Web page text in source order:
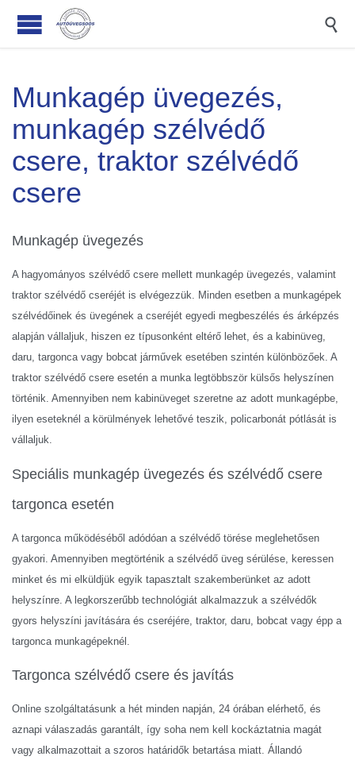

Munkagép üvegezés,
munkagép szélvédő
csere, traktor szélvédő
csere
Munkagép üvegezés
A hagyományos szélvédő csere mellett munkagép üvegezés, valamint
traktor szélvédő cseréjét is elvégezzük. Minden esetben a munkagépek
szélvédőinek és üvegének a cseréjét egyedi megbeszélés és árképzés
alapján vállaljuk, hiszen ez típusonként eltérő lehet, és a kabinüveg,
daru, targonca vagy bobcat járművek esetében szintén különbözőek. A
traktor szélvédő csere esetén a munka legtöbbször külsős helyszínen
történik. Amennyiben nem kabinüveget szeretne az adott munkagépbe,
ilyen eseteknél a körülmények lehetővé teszik, policarbonát pótlását is
vállaljuk.
Speciális munkagép üvegezés és szélvédő csere
targonca esetén
A targonca működéséből adódóan a szélvédő törése meglehetősen
gyakori. Amennyiben megtörténik a szélvédő üveg sérülése, keressen
minket és mi elküldjük egyik tapasztalt szakemberünket az adott
helyszínre. A legkorszerűbb technológiát alkalmazzuk a szélvédők
gyors helyszíni javítására és cseréjére, traktor, daru, bobcat vagy épp a
targonca munkagépeknél.
Targonca szélvédő csere és javítás
Online szolgáltatásunk a hét minden napján, 24 órában elérhető, és
aznapi válaszadás garantált, így soha nem kell kockáztatnia magát
vagy alkalmazottait a szoros határidők betartása miatt. Állandó